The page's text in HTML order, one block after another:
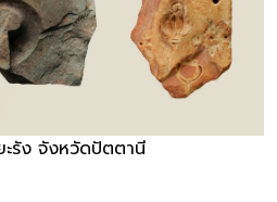
รัง จังหวัดปัตตานี